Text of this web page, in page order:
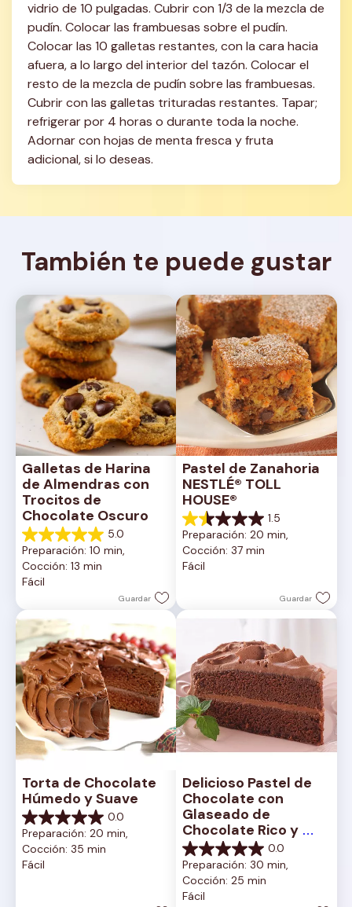
vidrio de 10 pulgadas. Cubrir con 1/3 de la mezcla de
pudín. Colocar las frambuesas sobre el pudín.
Colocar las 10 galletas restantes, con la cara hacia
afuera, a lo largo del interior del tazón. Colocar el
resto de la mezcla de pudín sobre las frambuesas.
Cubrir con las galletas trituradas restantes. Tapar;
refrigerar por 4 horas o durante toda la noche.
Adornar con hojas de menta fresca y fruta
adicional, si lo deseas.
También te puede gustar
Galletas de Harina
de Almendras con
Trocitos de
Chocolate Oscuro
5.0
5.0
de
5
estrellas.
reseña
Preparación: 10 min,
Cocción: 13 min
Fácil
Guardar
Pastel de Zanahoria
NESTLÉ® TOLL
HOUSE®
1.5
1.5
de
5
estrellas.
Preparación: 20 min,
Cocción: 37 min
Fácil
Guardar
Torta de Chocolate
Húmedo y Suave
0.0
0.0
de
5
estrellas.
Preparación: 20 min,
Cocción: 35 min
Fácil
Delicioso Pastel de
Chocolate con
Glaseado de
Chocolate Rico y
Cremoso
0.0
0.0
de
5
estrellas.
Preparación: 30 min,
Cocción: 25 min
Fácil